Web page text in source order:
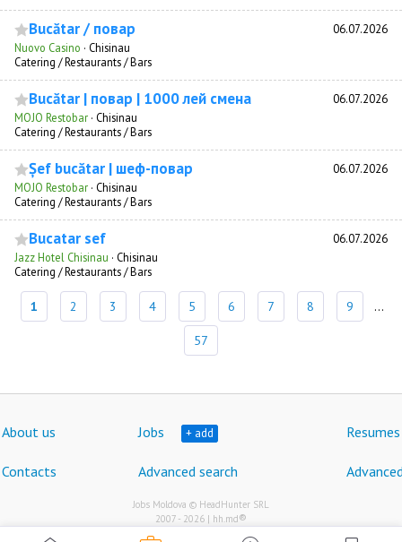
Bucătar / повар 06.07.2026
Nuovo Casino · Chisinau
Catering / Restaurants / Bars
Bucătar | повар | 1000 лей смена 06.07.2026
MOJO Restobar · Chisinau
Catering / Restaurants / Bars
Șef bucătar | шеф-повар 06.07.2026
MOJO Restobar · Chisinau
Catering / Restaurants / Bars
Bucatar sef 06.07.2026
Jazz Hotel Chisinau · Chisinau
Catering / Restaurants / Bars
1 2 3 4 5 6 7 8 9 ...
57
About us Jobs + add Resumes
Contacts Advanced search
Jobs Moldova © HeadHunter SRL
2007 - 2026 | hh.md®